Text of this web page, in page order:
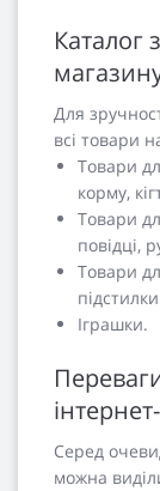
Каталог
Для
всі товари
Товари
корму,
Товари
повідці,
Товари
Іграшки.
Серед
можна